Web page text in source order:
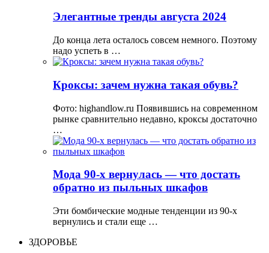
Элегантные тренды августа 2024
До конца лета осталось совсем немного. Поэтому
надо успеть в …
Кроксы: зачем нужна такая обувь?
Фото: highandlow.ru Появившись на современном
рынке сравнительно недавно, кроксы достаточно
…
Мода 90-х вернулась — что достать
обратно из пыльных шкафов
Эти бомбические модные тенденции из 90-х
вернулись и стали еще …
ЗДОРОВЬЕ